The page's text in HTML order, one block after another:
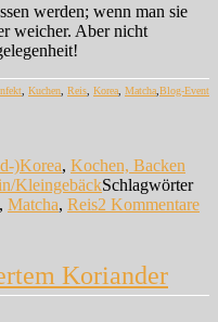
werden; wenn man sie
weicher. Aber nicht
Kuchen Reis Korea Matcha Blog-Event
)Korea, Kochen, Backen
KleingebäckSchlagwörter
, Matcha, Reis2 Kommentare
Koriander